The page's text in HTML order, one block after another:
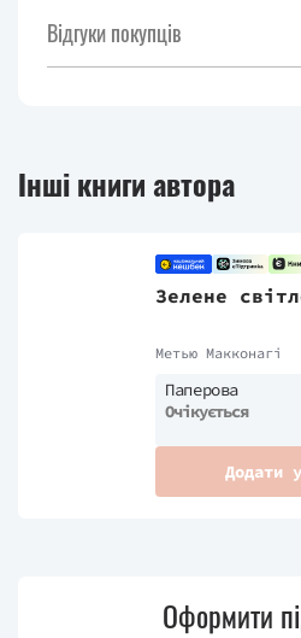
Відгуки покупців
Інші книги автора
Зелене
Метью Макконагі
Паперова
Очікується
Додати
Оформити